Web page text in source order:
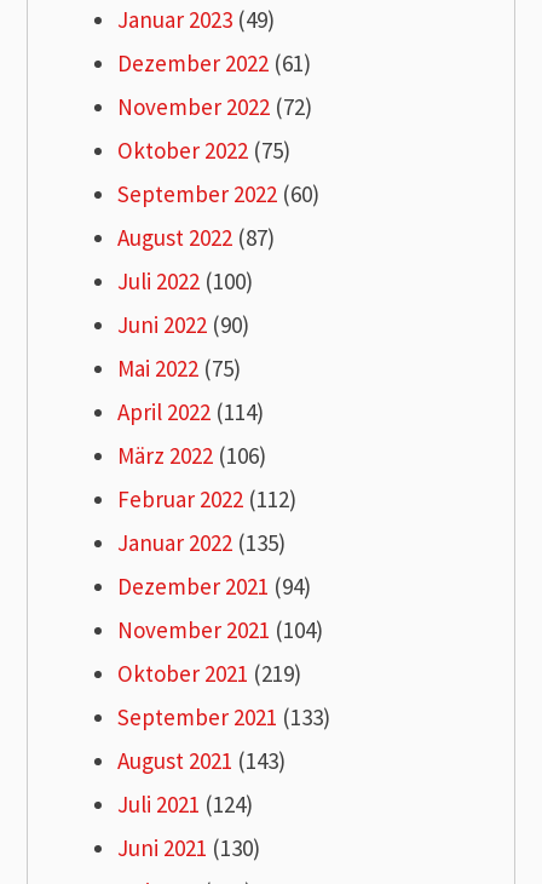
Januar 2023 (49)
Dezember 2022 (61)
November 2022 (72)
Oktober 2022 (75)
September 2022 (60)
August 2022 (87)
Juli 2022 (100)
Juni 2022 (90)
Mai 2022 (75)
April 2022 (114)
März 2022 (106)
Februar 2022 (112)
Januar 2022 (135)
Dezember 2021 (94)
November 2021 (104)
Oktober 2021 (219)
September 2021 (133)
August 2021 (143)
Juli 2021 (124)
Juni 2021 (130)